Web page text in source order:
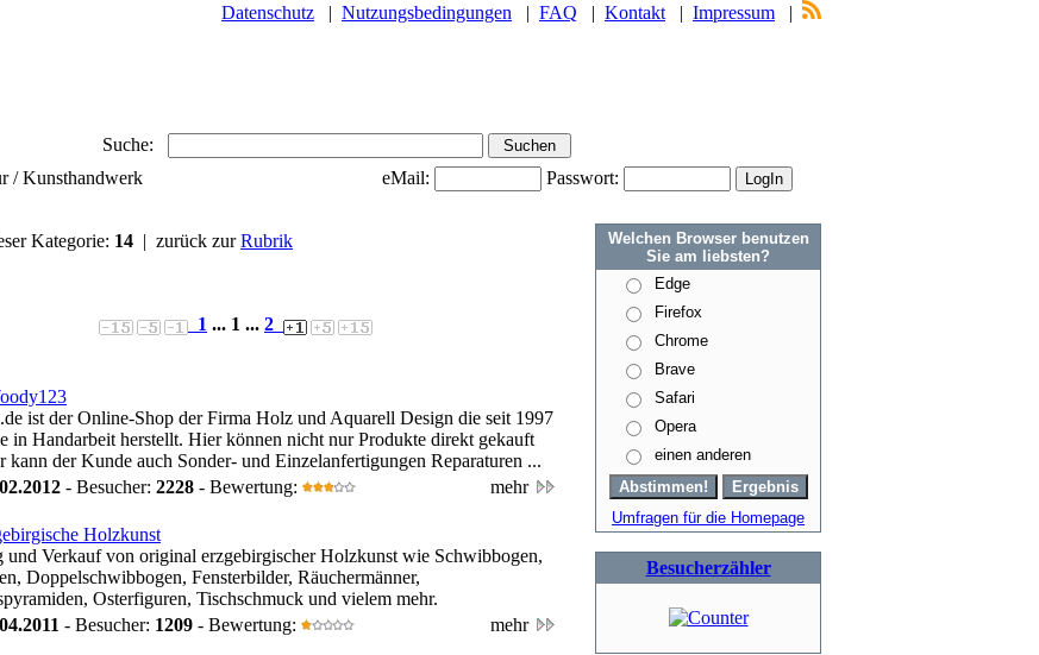
Datenschutz | Nutzungsbedingungen | FAQ | Kontakt | Impressum |
Suche:
/ Kunsthandwerk
eMail:
Passwort:
Kategorie: 14 | zurück zurRubrik
1 ... 1 ... 2
ist der Online-Shop der Firma Holz und Aquarell Design die seit 1997
in Handarbeit herstellt. Hier können nicht nur Produkte direkt gekauft
kann der Kunde auch Sonder- und Einzelanfertigungen Reparaturen ...
- Besucher: 2228 - Bewertung: mehr
Holzkunst
und Verkauf von original erzgebirgischer Holzkunst wie Schwibbogen,
Doppelschwibbogen, Fensterbilder, Räuchermänner,
Osterfiguren, Tischschmuck und vielem mehr.
- Besucher: 1209 - Bewertung: mehr
Welchen Browser benutzen
Sie am liebsten?
Edge
Firefox
Chrome
Brave
Safari
Opera
einen anderen
Umfragen für die Homepage
Besucherzähler